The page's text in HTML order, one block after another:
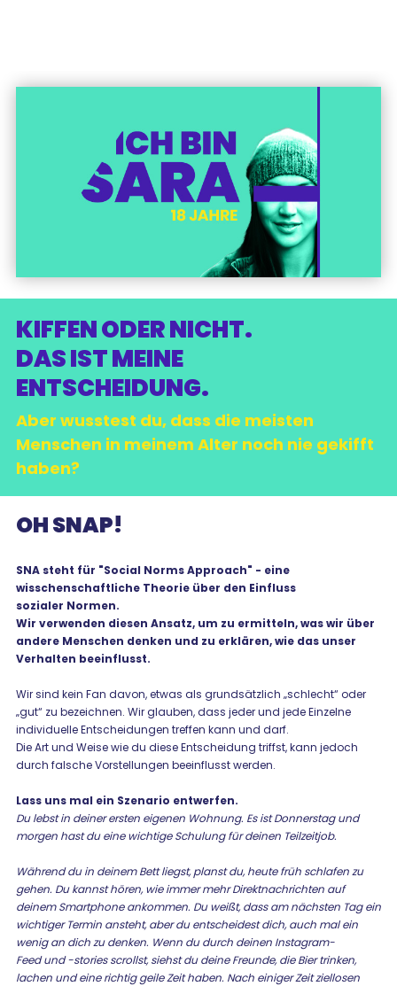
KIFFEN ODER NICHT.
DAS IST MEINE
ENTSCHEIDUNG.
Aber wusstest du, dass die meisten
Menschen in meinem Alter noch nie gekifft
haben?
OH SNAP!
SNA steht für "Social Norms Approach" - eine
wisschenschaftliche Theorie über den Einfluss
sozialer Normen.
Wir verwenden diesen Ansatz, um zu ermitteln, was wir über
andere Menschen denken und zu erklären, wie das unser
Verhalten beeinflusst.
Wir sind kein Fan davon, etwas als grundsätzlich „schlecht“ oder
„gut“ zu bezeichnen. Wir glauben, dass jeder und jede Einzelne
individuelle Entscheidungen treffen kann und darf.
Die Art und Weise wie du diese Entscheidung triffst, kann jedoch
durch falsche Vorstellungen beeinflusst werden.
Lass uns mal ein Szenario entwerfen.
Du lebst in deiner ersten eigenen Wohnung. Es ist Donnerstag und
morgen hast du eine wichtige Schulung für deinen Teilzeitjob.
Während du in deinem Bett liegst, planst du, heute früh schlafen zu
gehen. Du kannst hören, wie immer mehr Direktnachrichten auf
deinem Smartphone ankommen. Du weißt, dass am nächsten Tag ein
wichtiger Termin ansteht, aber du entscheidest dich, auch mal ein
wenig an dich zu denken. Wenn du durch deinen Instagram-
Feed und -stories scrollst, siehst du deine Freunde, die Bier trinken,
lachen und eine richtig geile Zeit haben. Nach einiger Zeit ziellosen